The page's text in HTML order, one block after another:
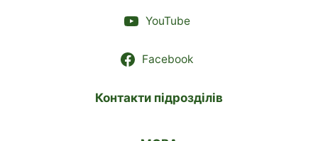
YouTube
Facebook
Контакти підрозділів